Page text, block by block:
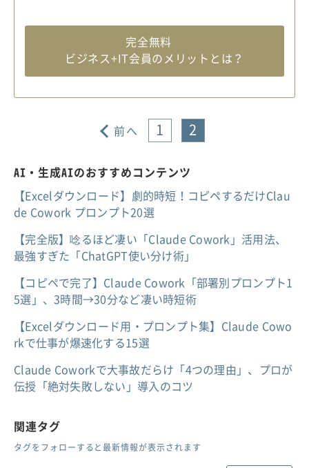
完全無料
ビジネス+IT会員のメリットとは？
前へ 1 2
AI・生成AIのおすすめコンテンツ
【Excelダウンロード】劇的時短！コピペするだけClau
de Cowork プロンプト20選
【完全版】唸るほど凄い「Claude Cowork」活用法、
最強すぎた「ChatGPT使い分け術」
【コピペで完了】Claude Cowork「部署別プロンプト1
5選」、3時間→30分など凄い時短術
【Excelダウンロード用・プロンプト集】Claude Cowo
rkで仕事が爆速化する15選
Claude Coworkで大事故だらけ「4つの理由」、プロが
伝授「絶対失敗しない」導入のコツ
関連タグ
タグをフォローすると最新情報が表示されます